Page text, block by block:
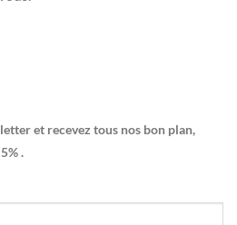
et recevez tous nos bon plan,
.